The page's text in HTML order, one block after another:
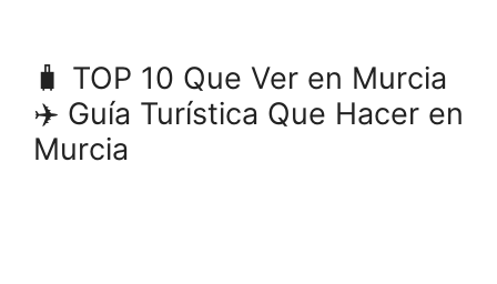
🧳️ TOP 10 Que Ver en Murcia
✈️ Guía Turística Que Hacer en
Murcia